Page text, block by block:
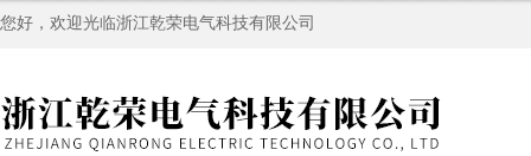
您好，欢迎光临浙江乾荣电气科技有限公司